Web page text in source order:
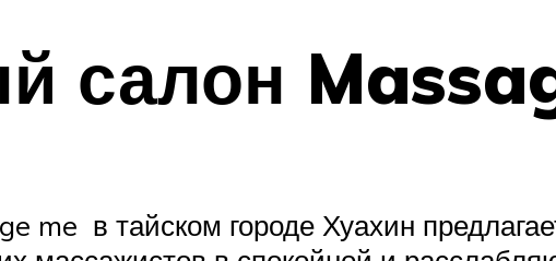
салон
me в тайском городе Хуахин